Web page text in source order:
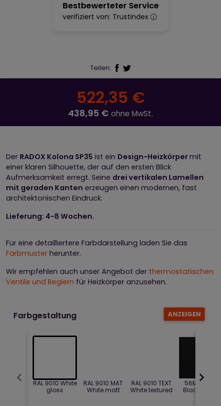
Teilen:
522,35 €
438,95 € ohne MwSt.
Bestbewerteter Service
verifiziert von: Trustindex
Der RADOX Kolona SP35 ist ein Design-Heizkörpermit
einer klaren Silhouette, der auf den ersten Blick
Aufmerksamkeit erregt. Seine drei vertikalen Lamellen
mit geraden Kanten erzeugen einen modernen, fast
architektonischen Eindruck.
Lieferung: 4-8 Wochen.
Für eine detailliertere Farbdarstellung laden Sie das
Farbmuster herunter.
Wir empfehlen auch unser Angebot der thermostatischen
Ventile und Reglern für Heizkörper anzusehen.
ANZEIGEN
Farbgestaltung
RAL 9010 White
gloss
RAL 9010 MAT
White matt
RAL 9010 TEXT
White textured
56M02763
Black pearl